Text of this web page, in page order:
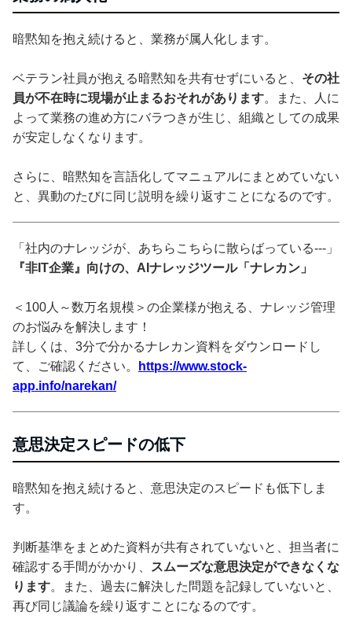
暗黙知を抱え続けると、業務が属人化します。
ベテラン社員が抱える暗黙知を共有せずにいると、 その社
員が不在時に現場が止まるおそれがあります。また、人に
よって業務の進め方にバラつきが生じ、組織としての成果
が安定しなくなります。
さらに、暗黙知を言語化してマニュアルにまとめていない
と、異動のたびに同じ説明を繰り返すことになるのです。
「社内のナレッジが、あちらこちらに散らばっている---」
『非IT企業』向けの、AIナレッジツール「ナレカン」
＜100人～数万名規模＞の企業様が抱える、ナレッジ管理
のお悩みを解決します！
詳しくは、3分で分かるナレカン資料をダウンロードし
て、ご確認ください。
https://www.stock-
app.info/narekan/
意思決定スピードの低下
暗黙知を抱え続けると、意思決定のスピードも低下しま
す。
判断基準をまとめた資料が共有されていないと、担当者に
確認する手間がかかり、
スムーズな意思決定ができなくな
ります。また、過去に解決した問題を記録していないと、
再び同じ議論を繰り返すことになるのです。